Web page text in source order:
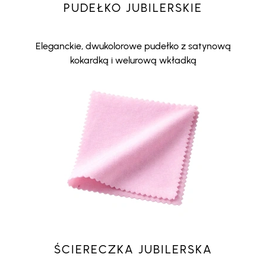
PUDEŁKO JUBILERSKIE
Eleganckie, dwukolorowe pudełko z satynową
kokardką i welurową wkładką
ŚCIERECZKA JUBILERSKA